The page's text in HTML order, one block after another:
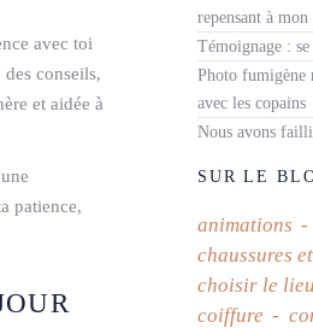
avec toi
des conseils,
et aidée à
patience,
repensant à mon
Témoignage :
Photo fumigène
avec les copains
Nous avons
SUR LE
animations
chaussures
choisir le lieu
coiffure